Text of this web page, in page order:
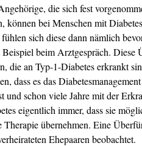
die sich fest
können bei Menschen mit
sich diese dann nämlich
beim Arztgespräch. Diese
die an Typ-1-Diabetes erkrankt
dass es das
und schon viele Jahre mit der
eigentlich immer, dass sie
übernehmen. Eine
Ehepaaren beobachtet.